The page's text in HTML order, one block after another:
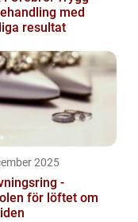
med
resultat
2025
-
för löftet om